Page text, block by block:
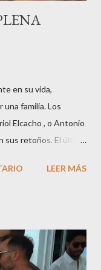
en su vida,
una familia. Los
Elcacho , o Antonio
sus retoños. El último
una semana. El top
ha sido toda una
embarazo tuvo que
LEER MÁS